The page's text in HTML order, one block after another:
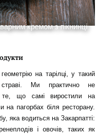
кремом з пікнинці
на тарілці, у такий
Ми практично не
те, що самі виростили на
на пагорбах біля ресторану.
яка водиться на Закарпатті:
і овочів, таких як